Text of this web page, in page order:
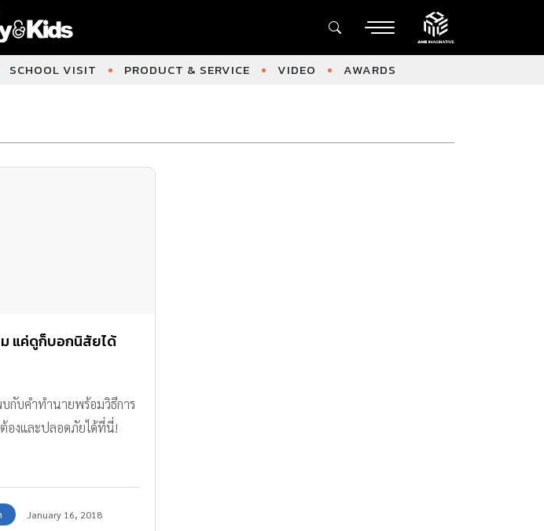
SCHOOL VISIT PRODUCT & SERVICE VIDEO AWARDS
แค่ดูก็บอกนิสัยได้
กับคำทำนายพร้อมวิธีการ
องและปลอดภัยได้ที่นี่!
January 16, 2018